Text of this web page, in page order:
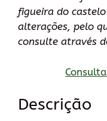
figueira do
alterações, pelo
consulte através
Descrição